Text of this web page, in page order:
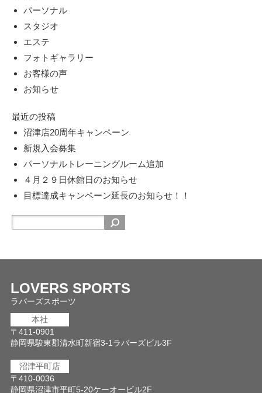
パーソナル
スタジオ
エステ
フォトギャラリー
お客様の声
お知らせ
最近の投稿
沼津店20周年キャンペーン
新規入会募集
パーソナルトレーニングルーム追加
４月２９日休館日のお知らせ
目標達成キャンペーン延長のお知らせ！！
LOVERS SPORTS
ラバーズスポーツ
本社
〒411-0901
静岡県駿東郡清水町新宿3-1ラバーズビル3F
沼津平町店
〒410-0036
静岡県沼津市平町5-20ケーオービル2F